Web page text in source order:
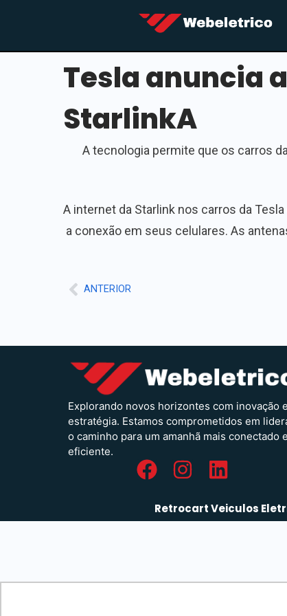
Tesla anuncia
StarlinkA
A tecnologia permite que os carros
A internet da Starlink nos carros da
a conexão em seus celulares. As
ANTERIOR
Explorando novos horizontes com inovação e
estratégia. Estamos comprometidos em
o caminho para um amanhã mais conectado e
eficiente.
Retrocart Veiculos